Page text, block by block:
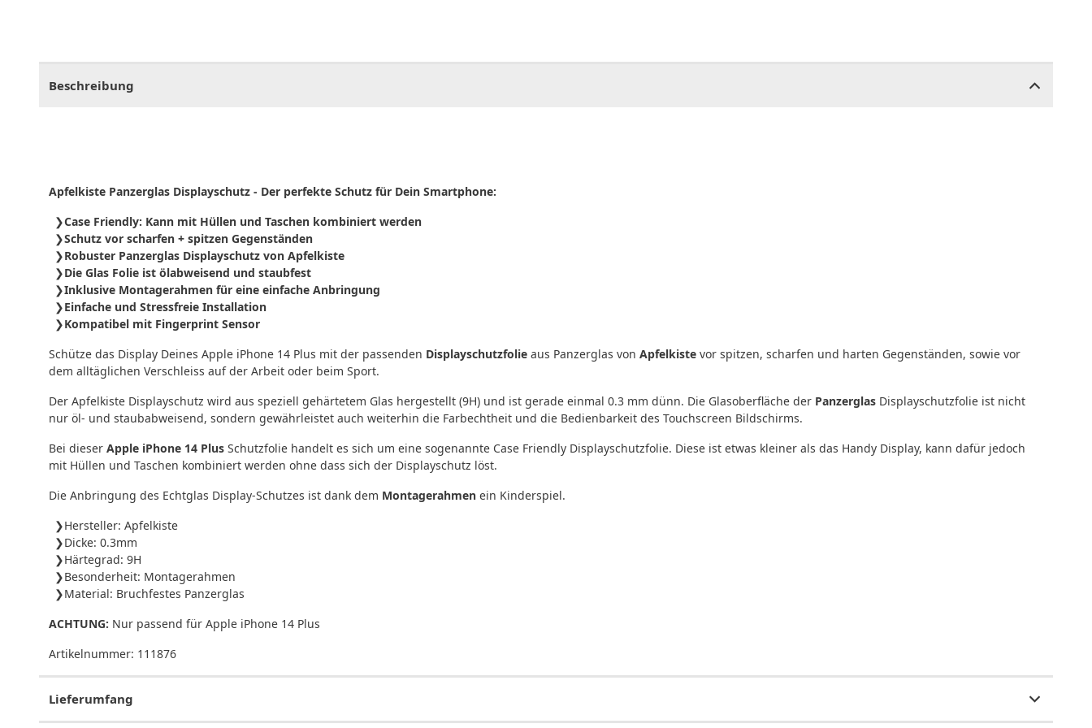
Beschreibung
Apfelkiste Panzerglas Displayschutz - Der perfekte Schutz für Dein Smartphone:
Case Friendly: Kann mit Hüllen und Taschen kombiniert werden
Schutz vor scharfen + spitzen Gegenständen
Robuster Panzerglas Displayschutz von Apfelkiste
Die Glas Folie ist ölabweisend und staubfest
Inklusive Montagerahmen für eine einfache Anbringung
Einfache und Stressfreie Installation
Kompatibel mit Fingerprint Sensor
Schütze das Display Deines Apple iPhone 14 Plus mit der passenden Displayschutzfolie aus Panzerglas von Apfelkiste vor spitzen, scharfen und harten Gegenständen, sowie vor
dem alltäglichen Verschleiss auf der Arbeit oder beim Sport.
Der Apfelkiste Displayschutz wird aus speziell gehärtetem Glas hergestellt (9H) und ist gerade einmal 0.3 mm dünn. Die Glasoberfläche der Panzerglas Displayschutzfolie ist nicht
nur öl- und staubabweisend, sondern gewährleistet auch weiterhin die Farbechtheit und die Bedienbarkeit des Touchscreen Bildschirms.
Bei dieser Apple iPhone 14 Plus Schutzfolie handelt es sich um eine sogenannte Case Friendly Displayschutzfolie. Diese ist etwas kleiner als das Handy Display, kann dafür jedoch
mit Hüllen und Taschen kombiniert werden ohne dass sich der Displayschutz löst.
Die Anbringung des Echtglas Display-Schutzes ist dank dem Montagerahmen ein Kinderspiel.
Hersteller: Apfelkiste
Dicke: 0.3mm
Härtegrad: 9H
Besonderheit: Montagerahmen
Material: Bruchfestes Panzerglas
ACHTUNG: Nur passend für Apple iPhone 14 Plus
Artikelnummer: 111876
Lieferumfang